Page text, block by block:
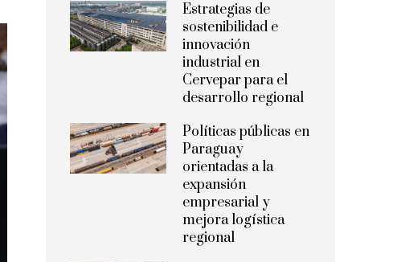
Estrategias de
sostenibilidad e
innovación
industrial en
Cervepar para el
desarrollo regional
Políticas públicas en
Paraguay
orientadas a la
expansión
empresarial y
mejora logística
regional